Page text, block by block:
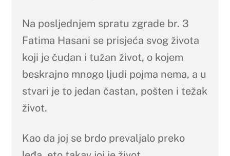
Na posljednjem spratu zgrade br. 3
Fatima Hasani se prisjeća svog života
koji je čudan i tužan život, o kojem
beskrajno mnogo ljudi pojma nema, a u
stvari je to jedan častan, pošten i težak
život.
Kao da joj se brdo prevaljalo preko